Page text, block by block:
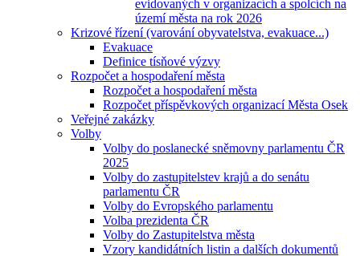
evidovaných v organizacích a spolcích na
území města na rok 2026
Krizové řízení (varování obyvatelstva, evakuace...)
Evakuace
Definice tísňové výzvy
Rozpočet a hospodaření města
Rozpočet a hospodaření města
Rozpočet příspěvkových organizací Města Osek
Veřejné zakázky
Volby
Volby do poslanecké sněmovny parlamentu ČR
2025
Volby do zastupitelstev krajů a do senátu
parlamentu ČR
Volby do Evropského parlamentu
Volba prezidenta ČR
Volby do Zastupitelstva města
Vzory kandidátních listin a dalších dokumentů